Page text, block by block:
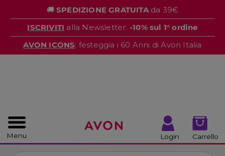
🚚 SPEDIZIONE GRATUITAda 39€
ISCRIVITI alla Newsletter: -10% sul 1° ordine
AVON ICONS: festeggia i 60 Anni di Avon Italia
Menu Login Carrello
CHIUDI CHIUDI